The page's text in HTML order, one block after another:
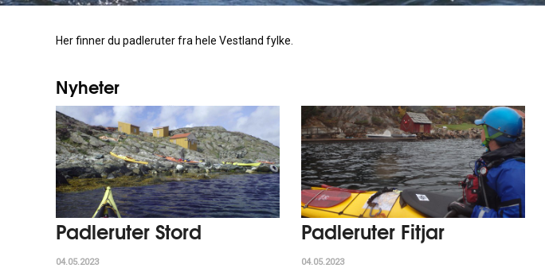
Her finner du padleruter fra hele Vestland fylke.
Nyheter
Padleruter Stord
04.05.2023
Padleruter Fitjar
04.05.2023